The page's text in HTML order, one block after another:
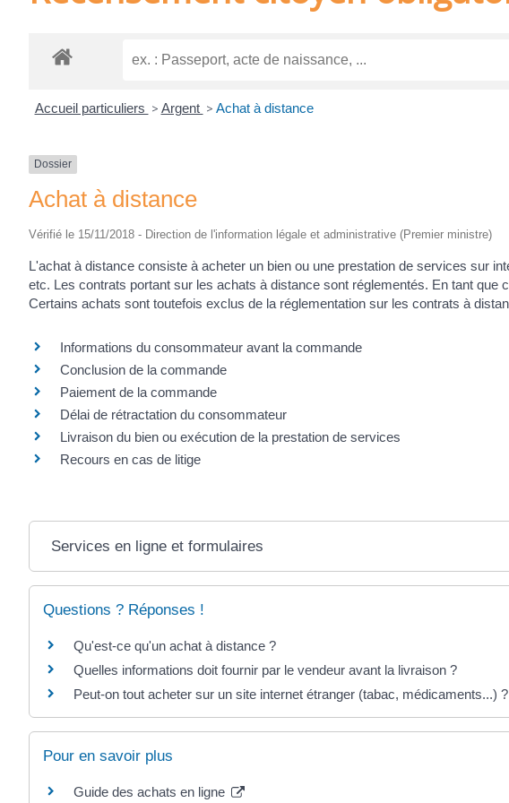
Accueil particuliers > Argent > Achat à distance
Dossier
Achat à distance
Vérifié le 15/11/2018 - Direction de l'information légale et administrative (Premier ministre)
L'achat à distance consiste à acheter un bien ou une prestation de services sur
etc. Les contrats portant sur les achats à distance sont réglementés. En tant
Certains achats sont toutefois exclus de la réglementation sur les contrats à
Informations du consommateur avant la commande
Conclusion de la commande
Paiement de la commande
Délai de rétractation du consommateur
Livraison du bien ou exécution de la prestation de services
Recours en cas de litige
Services en ligne et formulaires
Questions ? Réponses !
Qu'est-ce qu'un achat à distance ?
Quelles informations doit fournir par le vendeur avant la livraison ?
Peut-on tout acheter sur un site internet étranger (tabac, médicaments...) ?
Pour en savoir plus
Guide des achats en ligne